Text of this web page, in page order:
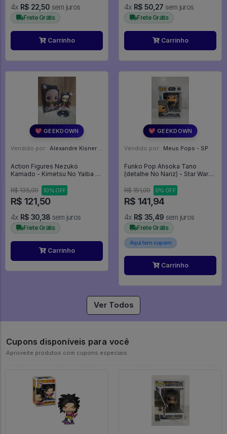
4x R$ 22,50 sem juros
Frete Grátis
Carrinho
4x R$ 50,27 sem juros
Frete Grátis
Carrinho
💖 GEEKDOWN
Vendido por: Alexandre Kisner - PR
Action Figures Nezuko
Kamado - Kimetsu No Yaiba -
R$ 135,00
10% OFF
R$ 121,50
4x R$ 30,38 sem juros
Frete Grátis
Carrinho
💖 GEEKDOWN
Vendido por: Meus Pops - SP
Funko Pop Ahsoka Tano
(detalhe No Nariz) - Star Wars
R$ 151,00
6% OFF
R$ 141,94
4x R$ 35,49 sem juros
Frete Grátis
Aqui tem cupom
Carrinho
Ver Todos
Cupons disponíveis para você
Aproveite produtos com cupons especiais